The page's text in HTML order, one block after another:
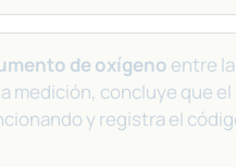
de oxígeno entre la
medición, concluye que el
y registra el